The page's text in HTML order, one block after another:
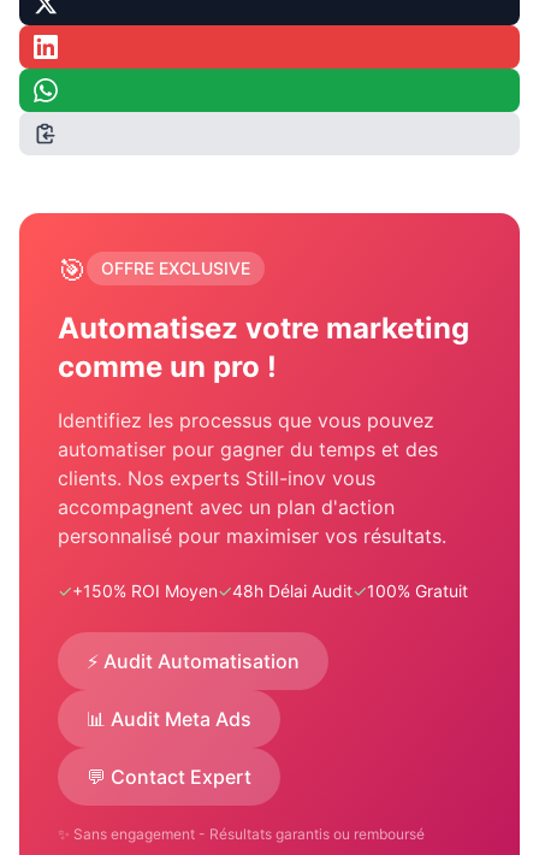
🎯 OFFRE EXCLUSIVE
Automatisez votre marketing
comme un pro !
Identifiez les processus que vous pouvez
automatiser pour gagner du temps et des
clients. Nos experts Still-inov vous
accompagnent avec un plan d'action
personnalisé pour maximiser vos résultats.
✓+150% ROI Moyen✓48h Délai Audit✓100% Gratuit
⚡ Audit Automatisation
📊 Audit Meta Ads
💬 Contact Expert
✨ Sans engagement - Résultats garantis ou remboursé